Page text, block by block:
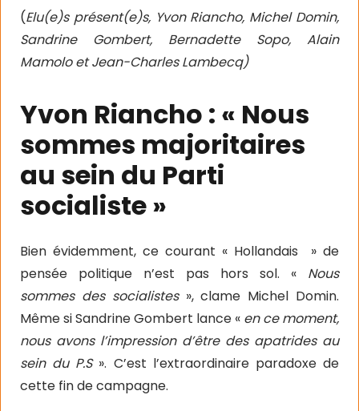
(Elu(e)s présent(e)s, Yvon Riancho, Michel Domin,
Sandrine Gombert, Bernadette Sopo, Alain
Mamolo et Jean-Charles Lambecq)
Yvon Riancho : « Nous
sommes majoritaires
au sein du Parti
socialiste »
Bien évidemment, ce courant « Hollandais » de
pensée politique n’est pas hors sol. « Nous
sommes des socialistes», clame Michel Domin.
Même si Sandrine Gombert lance « en ce moment,
nous avons l’impression d’être des apatrides au
sein du P.S». C’est l’extraordinaire paradoxe de
cette fin de campagne.